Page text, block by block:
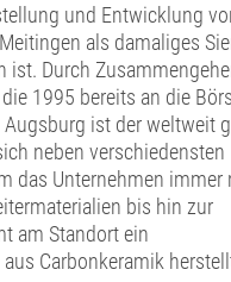
und Entwicklung
als damaliges
ist. Durch
1995 bereits an die
ist der weltweit
neben verschiedensten
das Unternehmen immer
bis hin zur
am Standort ein
Carbonkeramik